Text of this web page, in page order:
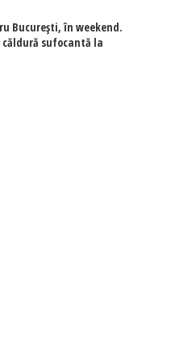
București, în weekend.
căldură sufocantă la